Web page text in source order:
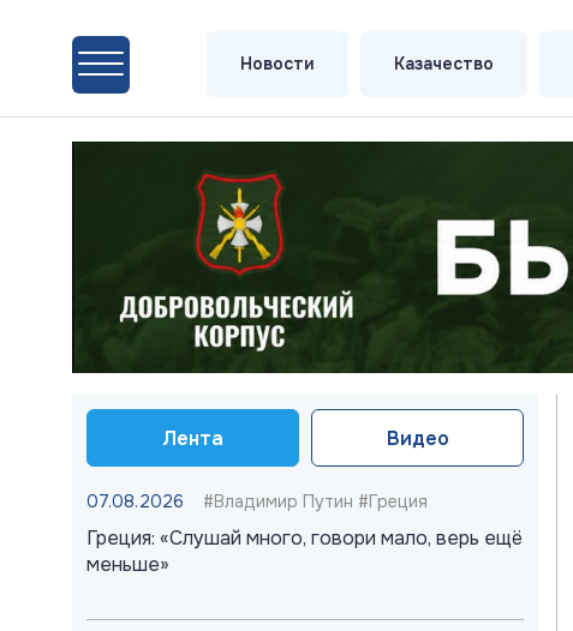
Новости Казачество
Лента Видео
07.08.2026 #Владимир Путин #Греция
Греция: «Слушай много, говори мало, верь ещё
меньше»